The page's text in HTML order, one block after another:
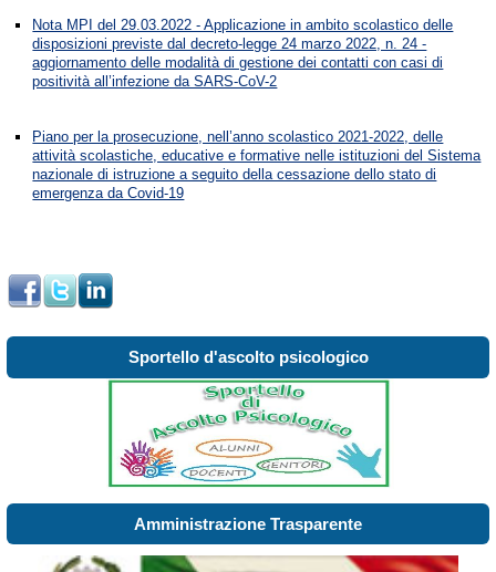
Nota MPI del 29.03.2022 - Applicazione in ambito scolastico delle
disposizioni previste dal decreto-legge 24 marzo 2022, n. 24 -
aggiornamento delle modalità di gestione dei contatti con casi di
positività all’infezione da SARS-CoV-2
Piano per la prosecuzione, nell’anno scolastico 2021-2022, delle
attività scolastiche, educative e formative nelle istituzioni del Sistema
nazionale di istruzione a seguito della cessazione dello stato di
emergenza da Covid-19
Sportello d'ascolto psicologico
Amministrazione Trasparente